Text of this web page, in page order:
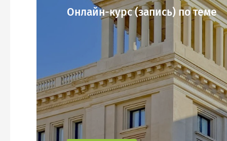
Онлайн-курс (запись) по теме